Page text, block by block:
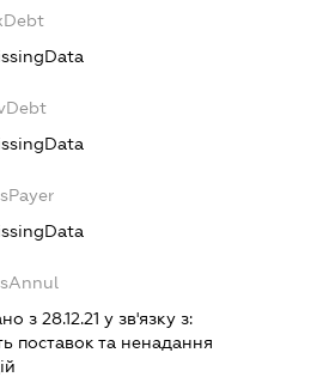
з 28.12.21 у зв'язку з:
поставок та ненадання